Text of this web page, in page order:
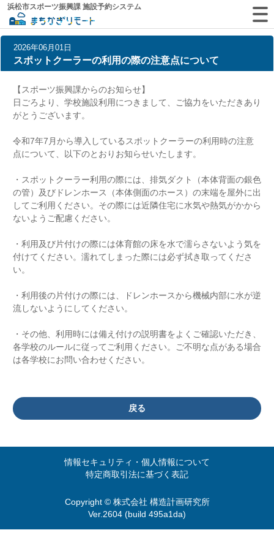
浜松市スポーツ振興課 施設予約システム
2026年06月01日
スポットクーラーの利用の際の注意点について
【スポーツ振興課からのお知らせ】
日ごろより、学校施設利用につきまして、ご協力をいただきあり
がとうございます。
令和7年7月から導入しているスポットクーラーの利用時の注意
点について、以下のとおりお知らせいたします。
・スポットクーラー利用の際には、排気ダクト（本体背面の銀色
の管）及びドレンホース（本体側面のホース）の末端を屋外に出
してご利用ください。その際には近隣住宅に水気や熱気がかから
ないようご配慮ください。
・利用及び片付けの際には体育館の床を水で濡らさないよう気を
付けてください。濡れてしまった際には必ず拭き取ってくださ
い。
・利用後の片付けの際には、ドレンホースから機械内部に水が逆
流しないようにしてください。
・その他、利用時には備え付けの説明書をよくご確認いただき、
各学校のルールに従ってご利用ください。ご不明な点がある場合
は各学校にお問い合わせください。
戻る
情報セキュリティ・個人情報について
特定商取引法に基づく表記
Copyright © 株式会社 構造計画研究所
Ver.2604 (build 495a1da)